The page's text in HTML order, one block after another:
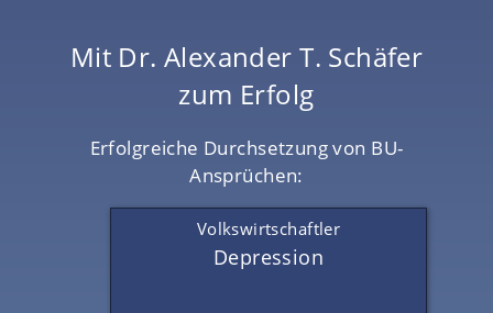
Dr. Schäfer ist deutschlandweit tätig und
nimmt Gerichtstermine persönlich wahr.
Dr. Schäfer erhält für seine ArbeitTOP-
Bewertungen.
Mit Dr. Alexander T. Schäfer
zum Erfolg
Erfolgreiche Durchsetzung von BU-
Ansprüchen:
Volkswirtschaftler
Depression